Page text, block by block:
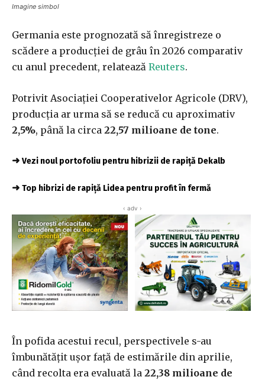
Imagine simbol
Germania este prognozată să înregistreze o
scădere a producției de grâu în 2026 comparativ
cu anul precedent, relatează Reuters.
Potrivit Asociației Cooperativelor Agricole (DRV),
producția ar urma să se reducă cu aproximativ
2,5%, până la circa 22,57 milioane de tone.
➜ Vezi noul portofoliu pentru hibrizii de rapiță Dekalb
➜ Top hibrizi de rapiță Lidea pentru profit în fermă
‹ adv ›
În pofida acestui recul, perspectivele s-au
îmbunătățit ușor față de estimările din aprilie,
când recolta era evaluată la 22,38 milioane de